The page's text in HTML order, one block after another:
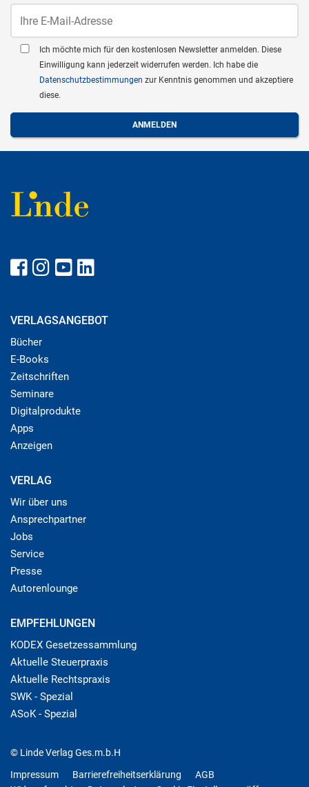
Ich möchte mich für den kostenlosen Newsletter anmelden. Diese
Einwilligung kann jederzeit widerrufen werden. Ich habe die
Datenschutzbestimmungen zur Kenntnis genommen und akzeptiere
diese.
VERLAGSANGEBOT
Bücher
E-Books
Zeitschriften
Seminare
Digitalprodukte
Apps
Anzeigen
VERLAG
Wir über uns
Ansprechpartner
Jobs
Service
Presse
Autorenlounge
EMPFEHLUNGEN
KODEX Gesetzessammlung
Aktuelle Steuerpraxis
Aktuelle Rechtspraxis
SWK - Spezial
ASoK - Spezial
© Linde Verlag Ges.m.b.H
Impressum
Barrierefreiheitserklärung
AGB